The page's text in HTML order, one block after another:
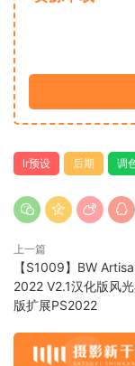
lr预设 后期 调
上一篇
【S1009】BW
2022 V2.1汉化版风
版扩展PS2022